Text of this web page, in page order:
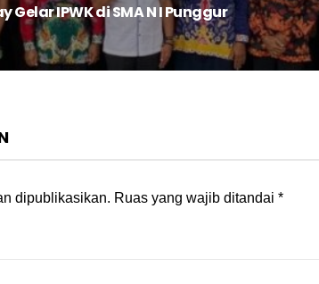
Gelar IPWK di SMA N I Punggur
dipublikasikan. Ruas yang wajib ditandai *